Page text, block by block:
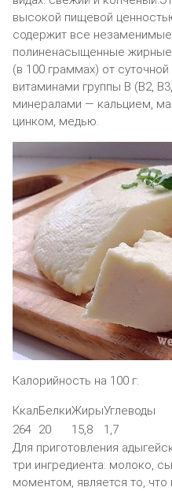
высокой пищевой
содержит все
полиненасыщенные жирные
(в 100 граммах) от
витаминами группы B (B2,
минералами — кальцием,
цинком, медью.
Калорийность на 100 г:
КкалБелкиЖирыУглеводы
264 20 15,8
1,7
Для приготовления
три ингредиента: молоко,
моментом, является то,